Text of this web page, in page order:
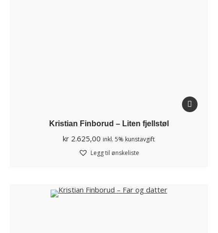
Kristian Finborud – Liten fjellstøl
kr 2.625,00 inkl. 5% kunstavgift
Legg til ønskeliste